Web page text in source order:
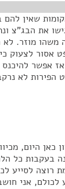
שאין
משהו מוזר.
אסור לצעוק
אפשר להיכנס
הפירות לא
כאן היום,
בעקבות כל
רוצה לסייע
לכולם, אני